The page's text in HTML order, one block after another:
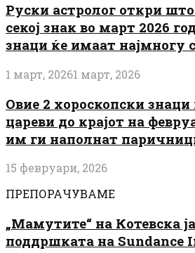
Руски астролог откри
секој знак во март 2026
знаци ќе имаат најмногу
1 март, 20261 март, 2026
Овие 2 хороскопски
цареви до крајот на
им ги наполнат
15 февруари, 2026
ПРЕПОРАЧУВАМЕ
„Мамутите“ на Котевска
поддршката на Sundance